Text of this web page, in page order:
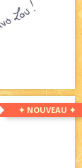
✦ NOUVEAU ✦